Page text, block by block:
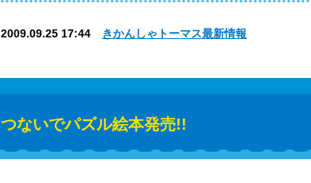
2009.09.25 17:44 きかんしゃトーマス最新情報
つないでパズル絵本発売!!